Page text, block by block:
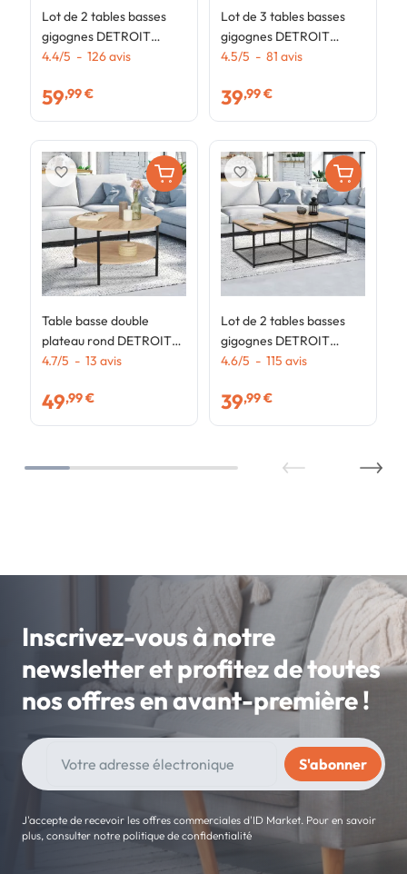
Lot de 2 tables basses
gigognes DETROIT
rondes 54/70 design
4.4/5 - 126avis
59,99 €
Table basse double
plateau rond DETROIT
70 cm design industriel
4.7/5 - 13 avis
49,99 €
favorite_border
Lot de 3 tables basses
gigognes DETROIT
rondes 35/40/45 design
4.5/5 - 81 avis
39,99 €
Lot de 2 tables basses
gigognes DETROIT
60/70 design industriel
4.6/5 - 115 avis
39,99 €
favorite_border
Inscrivez-vous à notre
newsletter et profitez de toutes
nos offres en avant-première !
J'accepte de recevoir les offres commerciales d'ID Market. Pour en savoir
plus, consulter notre politique de confidentialité